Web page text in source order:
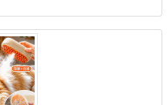
洗噴霧」簡直是冬季髒
的太扯了❗️